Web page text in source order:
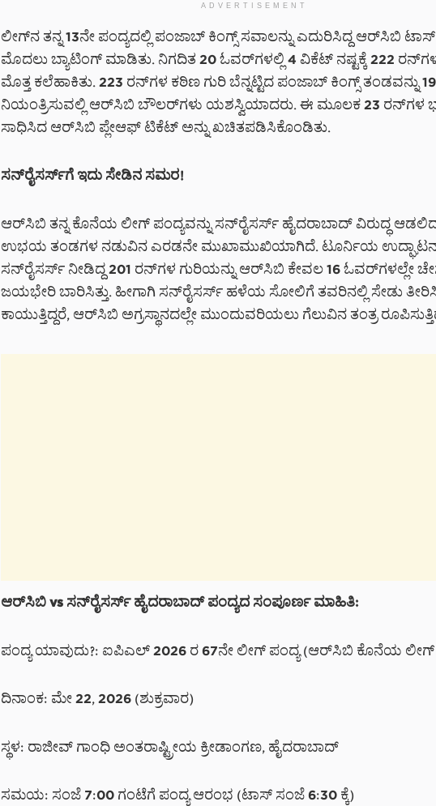
ADVERTISEMENT
ಲೀಗ್‌ನ ತನ್ನ 13ನೇ ಪಂದ್ಯದಲ್ಲಿ ಪಂಜಾಬ್ ಕಿಂಗ್ಸ್ ಸವಾಲನ್ನು ಎದುರಿಸಿದ್ದ ಆರ್‌ಸಿಬಿ
ಮೊದಲು ಬ್ಯಾಟಿಂಗ್ ಮಾಡಿತು. ನಿಗದಿತ 20 ಓವರ್‌ಗಳಲ್ಲಿ 4 ವಿಕೆಟ್ ನಷ್ಟಕ್ಕೆ 222
ಮೊತ್ತ ಕಲೆಹಾಕಿತು. 223 ರನ್‌ಗಳ ಕಠಿಣ ಗುರಿ ಬೆನ್ನಟ್ಟಿದ ಪಂಜಾಬ್ ಕಿಂಗ್ಸ್ ತಂಡವನ್ನು
ನಿಯಂತ್ರಿಸುವಲ್ಲಿ ಆರ್‌ಸಿಬಿ ಬೌಲರ್‌ಗಳು ಯಶಸ್ವಿಯಾದರು. ಈ ಮೂಲಕ 23 ರನ್‌ಗಳ
ಸಾಧಿಸಿದ ಆರ್‌ಸಿಬಿ ಪ್ಲೇಆಫ್ ಟಿಕೆಟ್ ಅನ್ನು ಖಚಿತಪಡಿಸಿಕೊಂಡಿತು.
ಸನ್‌ರೈಸರ್ಸ್‌ಗೆ ಇದು ಸೇಡಿನ ಸಮರ!
ಆರ್‌ಸಿಬಿ ತನ್ನ ಕೊನೆಯ ಲೀಗ್ ಪಂದ್ಯವನ್ನು ಸನ್‌ರೈಸರ್ಸ್ ಹೈದರಾಬಾದ್ ವಿರುದ್ಧ
ಉಭಯ ತಂಡಗಳ ನಡುವಿನ ಎರಡನೇ ಮುಖಾಮುಖಿಯಾಗಿದೆ. ಟೂರ್ನಿಯ ಉದ್ಘಾಟನಾ
ಸನ್‌ರೈಸರ್ಸ್ ನೀಡಿದ್ದ 201 ರನ್‌ಗಳ ಗುರಿಯನ್ನು ಆರ್‌ಸಿಬಿ ಕೇವಲ 16 ಓವರ್‌ಗಳಲ್ಲೇ
ಜಯಭೇರಿ ಬಾರಿಸಿತ್ತು. ಹೀಗಾಗಿ ಸನ್‌ರೈಸರ್ಸ್ ಹಳೆಯ ಸೋಲಿಗೆ ತವರಿನಲ್ಲಿ ಸೇಡು
ಕಾಯುತ್ತಿದ್ದರೆ, ಆರ್‌ಸಿಬಿ ಅಗ್ರಸ್ಥಾನದಲ್ಲೇ ಮುಂದುವರಿಯಲು ಗೆಲುವಿನ ತಂತ್ರ
ಆರ್‌ಸಿಬಿ vs ಸನ್‌ರೈಸರ್ಸ್ ಹೈದರಾಬಾದ್ ಪಂದ್ಯದ ಸಂಪೂರ್ಣ ಮಾಹಿತಿ:
ಪಂದ್ಯ ಯಾವುದು?: ಐಪಿಎಲ್ 2026 ರ 67ನೇ ಲೀಗ್ ಪಂದ್ಯ (ಆರ್‌ಸಿಬಿ ಕೊನೆಯ ಲೀಗ್
ದಿನಾಂಕ: ಮೇ 22, 2026 (ಶುಕ್ರವಾರ)
ಸ್ಥಳ: ರಾಜೀವ್ ಗಾಂಧಿ ಅಂತರಾಷ್ಟ್ರೀಯ ಕ್ರೀಡಾಂಗಣ, ಹೈದರಾಬಾದ್
ಸಮಯ: ಸಂಜೆ 7:00 ಗಂಟೆಗೆ ಪಂದ್ಯ ಆರಂಭ (ಟಾಸ್ ಸಂಜೆ 6:30 ಕ್ಕೆ)